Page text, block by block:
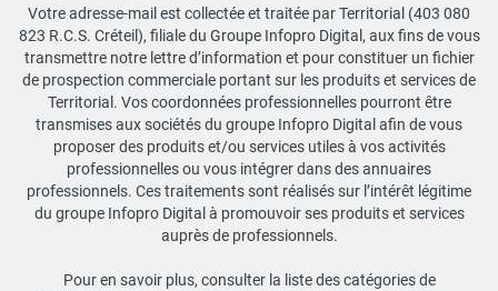
Votre adresse-mail est collectée et traitée par Territorial (403 080
823 R.C.S. Créteil), filiale du Groupe Infopro Digital, aux fins de vous
transmettre notre lettre d’information et pour constituer un fichier
de prospection commerciale portant sur les produits et services de
Territorial. Vos coordonnées professionnelles pourront être
transmises aux sociétés du groupe Infopro Digital afin de vous
proposer des produits et/ou services utiles à vos activités
professionnelles ou vous intégrer dans des annuaires
professionnels. Ces traitements sont réalisés sur l’intérêt légitime
du groupe Infopro Digital à promouvoir ses produits et services
auprès de professionnels.
Pour en savoir plus, consulter la liste des catégories de